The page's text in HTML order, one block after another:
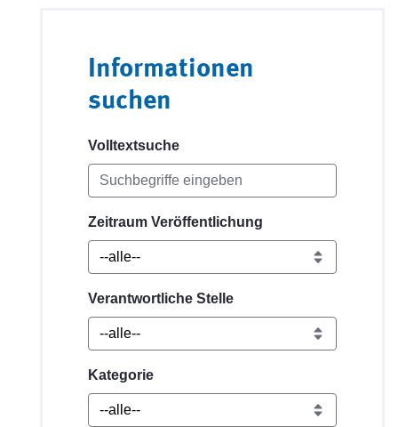
Informationen
suchen
Volltextsuche
Zeitraum Veröffentlichung
Verantwortliche Stelle
Kategorie